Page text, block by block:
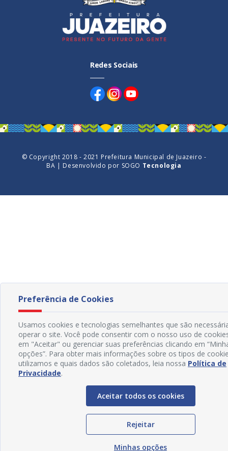
Redes Sociais
© Copyright 2018 - 2021 Prefeitura Municipal de Juazeiro -
BA | Desenvolvido por SOGO Tecnologia
Preferência de Cookies
Usamos cookies e tecnologias semelhantes que são
operar o site. Você pode consentir com o nosso uso de
em "Aceitar" ou gerenciar suas preferências clicando em
opções”. Para obter mais informações sobre os tipos de
utilizamos e quais dados são coletados, leia nossa Política de
Privacidade.
Aceitar todos os cookies
Rejeitar
Minhas opções